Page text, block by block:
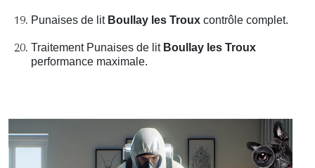
Punaises de lit Boullay les Troux contrôle complet.
Traitement Punaises de lit Boullay les Troux
performance maximale.